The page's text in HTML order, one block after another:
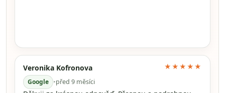
Veronika Kofronova
Google •před 9 měsíci
★★★★★